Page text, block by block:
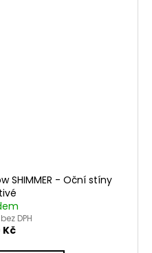
SHIMMER - Oční stíny
DPH
Kč